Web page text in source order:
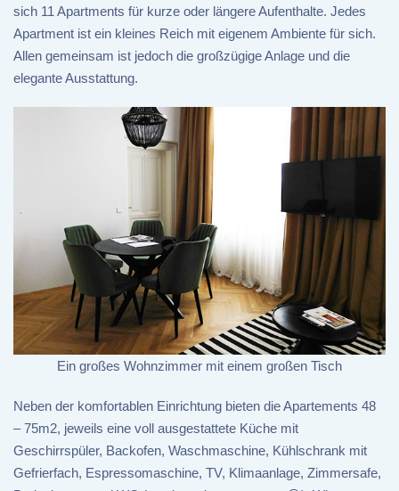
sich 11 Apartments für kurze oder längere Aufenthalte. Jedes
Apartment ist ein kleines Reich mit eigenem Ambiente für sich.
Allen gemeinsam ist jedoch die großzügige Anlage und die
elegante Ausstattung.
Ein großes Wohnzimmer mit einem großen Tisch
Neben der komfortablen Einrichtung bieten die Apartements 48
– 75m2, jeweils eine voll ausgestattete Küche mit
Geschirrspüler, Backofen, Waschmaschine, Kühlschrank mit
Gefrierfach, Espressomaschine, TV, Klimaanlage, Zimmersafe,